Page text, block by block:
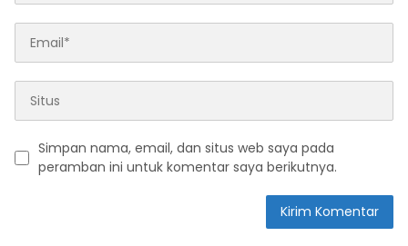
Simpan nama, email, dan situs web saya pada
peramban ini untuk komentar saya berikutnya.